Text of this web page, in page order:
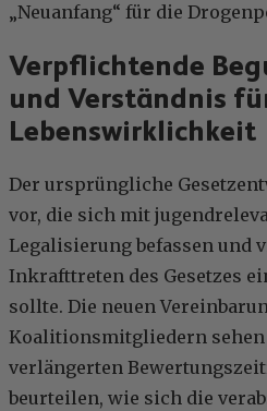
„Neuanfang“ für die
Verpflichtende
und Verständnis
Lebenswirklichkeit
Der ursprüngliche
vor, die sich mit
Legalisierung befassen und
Inkrafttreten des Gesetzes
sollte. Die neuen
Koalitionsmitgliedern sehen
verlängerten
beurteilen, wie sich die